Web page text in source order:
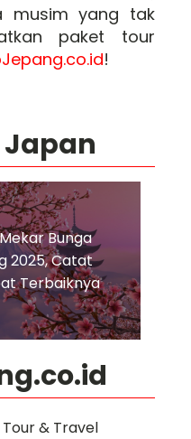
musim yang tak
paket tour
!
Japan
Bunga
2025, Catat
Terbaiknya
& Travel